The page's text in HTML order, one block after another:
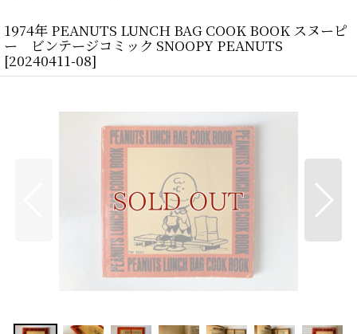
1974年 PEANUTS LUNCH BAG COOK BOOK スヌーピ
ー ビンテージコミック SNOOPY PEANUTS
[20240411-08]